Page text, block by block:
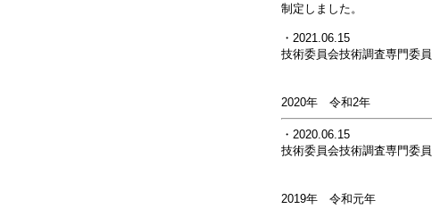
制定しました。
・2021.06.15
技術委員会技術調査専門委
2020年 令和2年
・2020.06.15
技術委員会技術調査専門委
2019年 令和元年